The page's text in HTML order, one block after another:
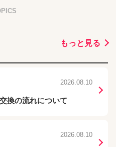
もっと見る
2026.08.10
換の流れについて
2026.08.10